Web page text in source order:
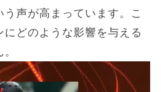
う声が高まっています。こ
どのような影響を与える